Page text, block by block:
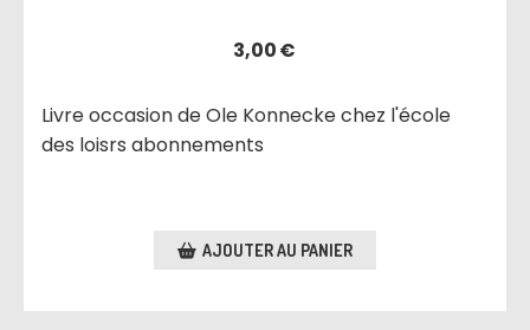
3,00€
Livre occasion de Ole Konnecke chez l'école
des loisrs abonnements
AJOUTER AU PANIER